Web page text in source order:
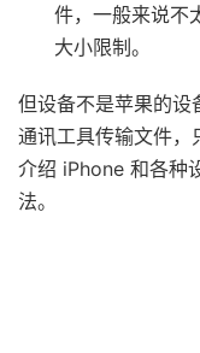
件，一般来说不
大小限制。
但设备不是苹果的设
通讯工具传输文件，
介绍 iPhone 和各种
法。